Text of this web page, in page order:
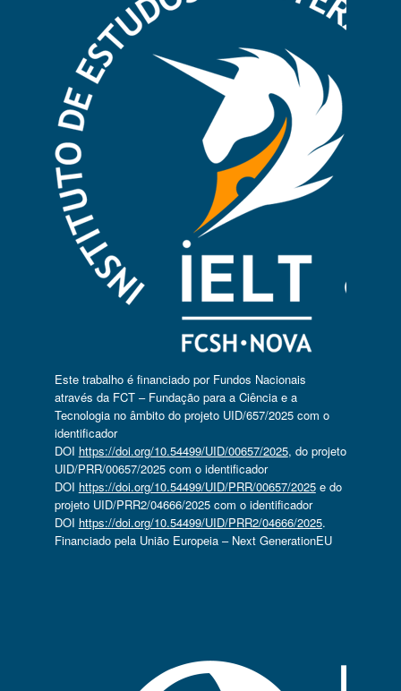
Este trabalho é financiado por Fundos Nacionais
através da FCT – Fundação para a Ciência e a
Tecnologia no âmbito do projeto UID/657/2025 com o
identificador
DOI https://doi.org/10.54499/UID/00657/2025, do projeto
UID/PRR/00657/2025 com o identificador
DOI https://doi.org/10.54499/UID/PRR/00657/2025e do
projeto UID/PRR2/04666/2025 com o identificador
DOI https://doi.org/10.54499/UID/PRR2/04666/2025.
Financiado pela União Europeia – Next GenerationEU